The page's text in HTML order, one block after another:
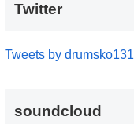
Twitter
Tweets by drumsko131
soundcloud